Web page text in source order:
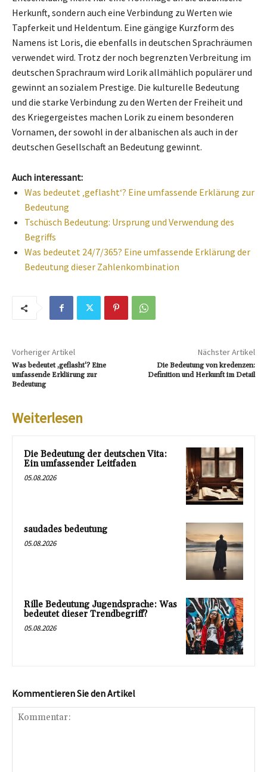
Herkunft, sondern auch eine Verbindung zu Werten wie
Tapferkeit und Heldentum. Eine gängige Kurzform des
Namens ist Loris, die ebenfalls in deutschen Sprachräumen
verwendet wird. Trotz der noch begrenzten Verbreitung im
deutschen Sprachraum wird Lorik allmählich populärer und
gewinnt an sozialem Prestige. Die kulturelle Bedeutung
und die starke Verbindung zu den Werten der Freiheit und
des Kriegergeistes machen Lorik zu einem besonderen
Vornamen, der sowohl in der albanischen als auch in der
deutschen Gesellschaft an Bedeutung gewinnt.
Auch interessant:
Was bedeutet ‚geflasht‘? Eine umfassende Erklärung zur
Bedeutung
Tschüsch Bedeutung: Ursprung und Verwendung des
Begriffs
Was bedeutet 24/7/365? Eine umfassende Erklärung der
Bedeutung dieser Zahlenkombination
Vorheriger Artikel
Was bedeutet ‚geflasht‘? Eine
umfassende Erklärung zur
Bedeutung
Nächster Artikel
Die Bedeutung von kredenzen:
Definition und Herkunft im Detail
Weiterlesen
Die Bedeutung der deutschen Vita:
Ein umfassender Leitfaden
05.08.2026
saudades bedeutung
05.08.2026
Rille Bedeutung Jugendsprache: Was
bedeutet dieser Trendbegriff?
05.08.2026
Kommentieren Sie den Artikel